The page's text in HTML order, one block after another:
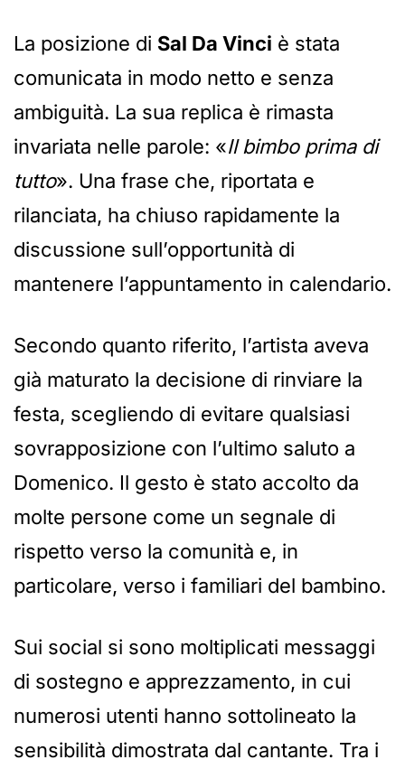
La posizione di Sal Da Vinci è stata
comunicata in modo netto e senza
ambiguità. La sua replica è rimasta
invariata nelle parole: «Il bimbo prima di
tutto». Una frase che, riportata e
rilanciata, ha chiuso rapidamente la
discussione sull’opportunità di
mantenere l’appuntamento in calendario.
Secondo quanto riferito, l’artista aveva
già maturato la decisione di rinviare la
festa, scegliendo di evitare qualsiasi
sovrapposizione con l’ultimo saluto a
Domenico. Il gesto è stato accolto da
molte persone come un segnale di
rispetto verso la comunità e, in
particolare, verso i familiari del bambino.
Sui social si sono moltiplicati messaggi
di sostegno e apprezzamento, in cui
numerosi utenti hanno sottolineato la
sensibilità dimostrata dal cantante. Tra i